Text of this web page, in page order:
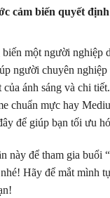
cảm biến quyết
một người nghiệp
người chuyên
của ánh sáng và chi
chuẩn mực hay
để giúp bạn tối ưu
này để tham gia buổi
Hãy để mắt mình